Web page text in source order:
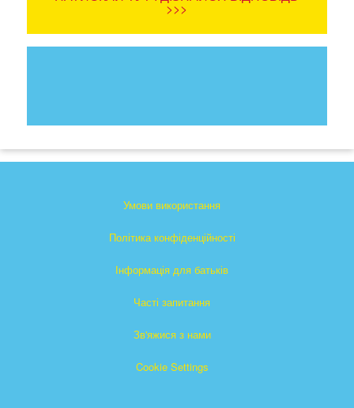
>>>
Умови використання
Політика конфіденційності
Інформація для батьків
Часті запитання
Зв'яжися з нами
Cookie Settings